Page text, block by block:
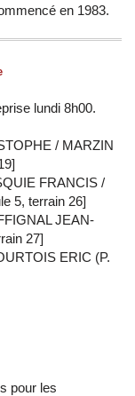
en 1983.
lundi 8h00.
/ MARZIN
FRANCIS /
5, terrain 26]
JEAN-
27]
ERIC (P.
pour les